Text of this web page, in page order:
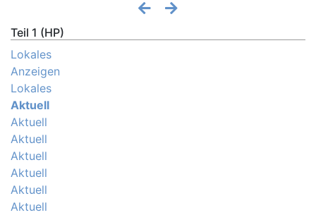
Teil 1 (HP)
Lokales
Anzeigen
Lokales
Aktuell
Aktuell
Aktuell
Aktuell
Aktuell
Aktuell
Aktuell